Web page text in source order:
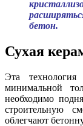
бетон.
Сухая
Эта технология
минимальной
необходимо
строительную
облегчают